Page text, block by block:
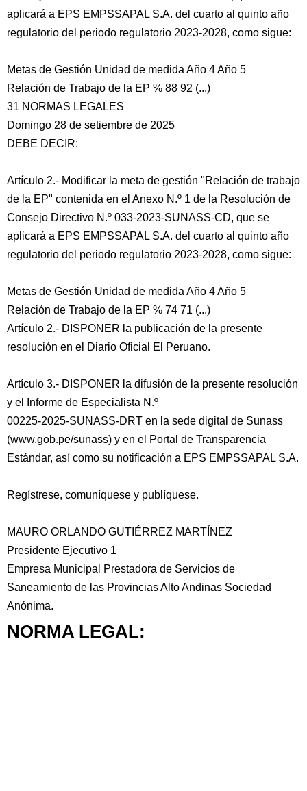
aplicará a EPS EMPSSAPAL S.A. del cuarto al quinto año
regulatorio del periodo regulatorio 2023-2028, como sigue:
Metas de Gestión Unidad de medida Año 4 Año 5
Relación de Trabajo de la EP % 88 92 (...)
31 NORMAS LEGALES
Domingo 28 de setiembre de 2025
DEBE DECIR:
Artículo 2.- Modificar la meta de gestión "Relación de trabajo
de la EP" contenida en el Anexo N.º 1 de la Resolución de
Consejo Directivo N.º 033-2023-SUNASS-CD, que se
aplicará a EPS EMPSSAPAL S.A. del cuarto al quinto año
regulatorio del periodo regulatorio 2023-2028, como sigue:
Metas de Gestión Unidad de medida Año 4 Año 5
Relación de Trabajo de la EP % 74 71 (...)
Artículo 2.- DISPONER la publicación de la presente
resolución en el Diario Oficial El Peruano.
Artículo 3.- DISPONER la difusión de la presente resolución
y el Informe de Especialista N.º
00225-2025-SUNASS-DRT en la sede digital de Sunass
(www.gob.pe/sunass) y en el Portal de Transparencia
Estándar, así como su notificación a EPS EMPSSAPAL S.A.
Regístrese, comuníquese y publíquese.
MAURO ORLANDO GUTIÉRREZ MARTÍNEZ
Presidente Ejecutivo 1
Empresa Municipal Prestadora de Servicios de
Saneamiento de las Provincias Alto Andinas Sociedad
Anónima.
NORMA LEGAL: